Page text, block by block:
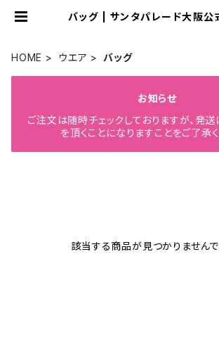
バッグ | サンタパレード大阪公
HOME ウエア バッグ
お知らせ
ご注文は随時チェックしておりますが、発
を頂くことになりますことをご了承く
該当する商品が見つかりませんで